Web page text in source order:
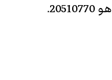
هو 20510770.